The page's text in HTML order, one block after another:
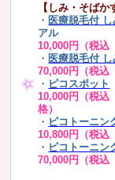
【しみ・そばか
・ 医療脱毛付
アル
10,000円（税込
・ 医療脱毛付
70,000円（税込
・ ピコスポット
10,000円（税
格）
・ ピコトーニ
10,800円（税込
・ ピコトーニ
70,000円（税込